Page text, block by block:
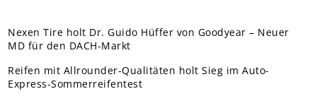
Nexen Tire holt Dr. Guido Hüffer von Goodyear – Neuer
MD für den DACH-Markt
Reifen mit Allrounder-Qualitäten holt Sieg im Auto-
Express-Sommerreifentest